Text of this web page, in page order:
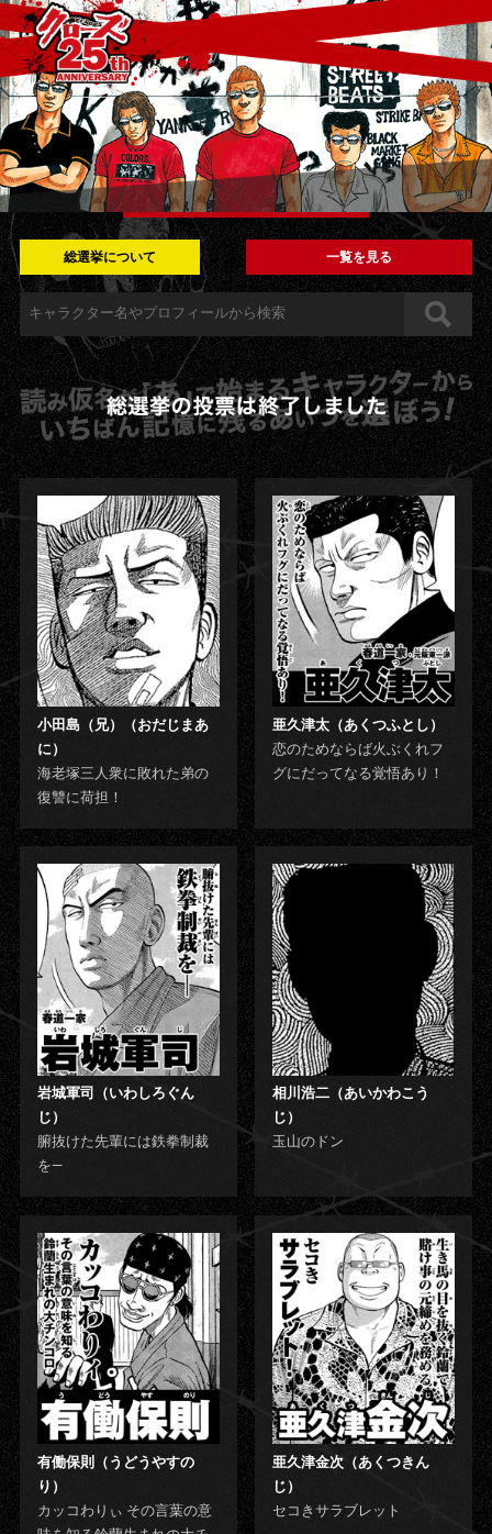
総選挙について 一覧を見る
小田島（兄）（おだじまあ
に）
海老塚三人衆に敗れた弟の
復讐に荷担！
亜久津太（あくつふとし）
恋のためならば火ぶくれフ
グにだってなる覚悟あり！
岩城軍司（いわしろぐん
じ）
腑抜けた先輩には鉄拳制裁
を—
相川浩二（あいかわこう
じ）
玉山のドン
有働保則（うどうやすの
り）
カッコわりぃ その言葉の意
亜久津金次（あくつきん
じ）
セコきサラブレット